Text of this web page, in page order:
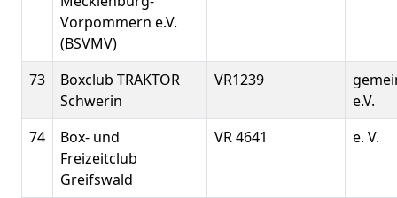
Vorpommern e.V.
(BSVMV)
73
Boxclub TRAKTOR
Schwerin
VR1239
e.V.
74
Box- und
Freizeitclub
Greifswald
VR 4641 e. V.